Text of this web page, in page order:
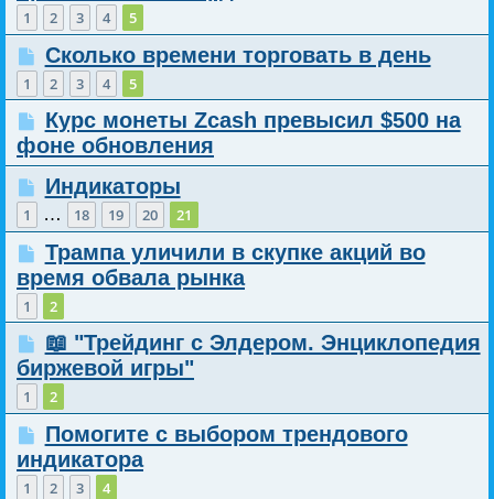
1 2 3 4 5
Сколько времени торговать в день
1 2 3 4 5
Курс монеты Zcash превысил $500 на
фоне обновления
Индикаторы
1 … 18 19 20 21
Трампа уличили в скупке акций во
время обвала рынка
1 2
📖 "Трейдинг с Элдером. Энциклопедия
биржевой игры"
1 2
Помогите с выбором трендового
индикатора
1 2 3 4